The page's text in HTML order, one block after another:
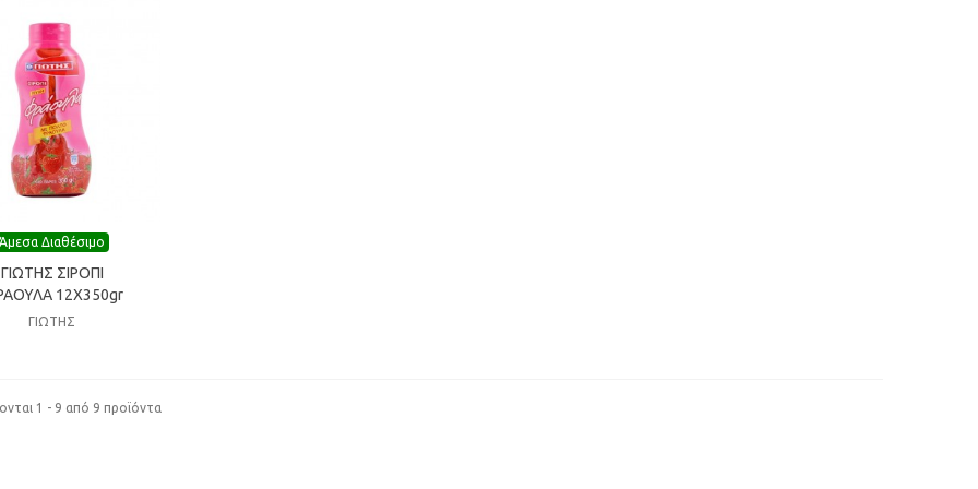
στη λίστα επιθυμίας
Άμεσα Διαθέσιμο
ΓΙΩΤΗΣ ΣΙΡΟΠΙ
12X350gr
ΓΙΩΤΗΣ
1 - 9 από 9 προϊόντα